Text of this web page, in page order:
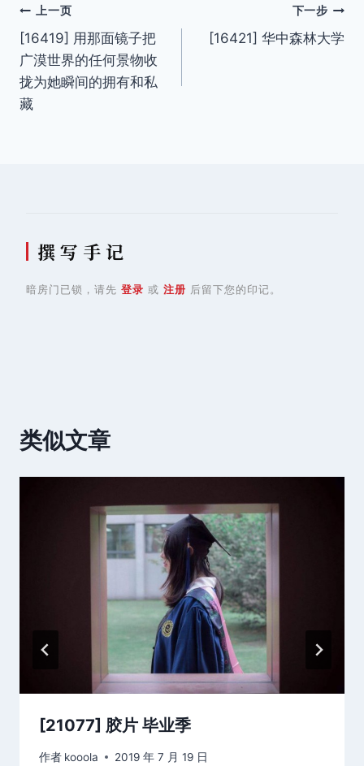
文
章
导
航
上一页
[16419] 用那面镜子把
广漠世界的任何景物收
拢为她瞬间的拥有和私
藏
下一步
[16421] 华中森林大学
撰 写 手 记
暗房门已锁，请先 登录 或 注册 后留下您的印记。
类似文章
[21077] 胶片 毕业季
作者 kooola 2019 年 7 月 19 日